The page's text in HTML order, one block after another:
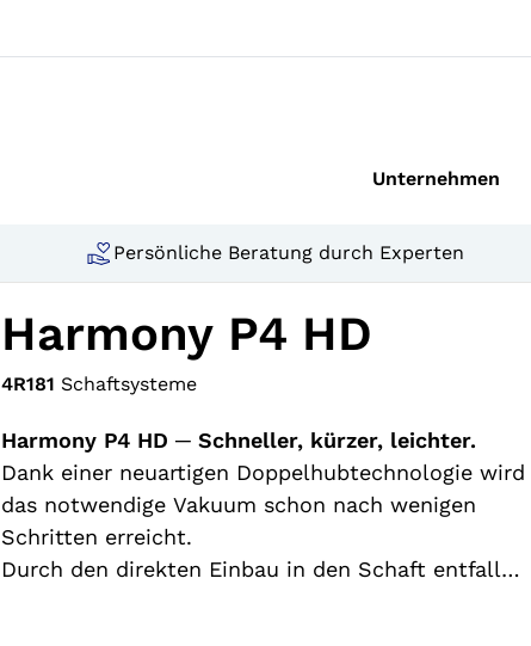
Unternehmen
Persönliche Beratung durch Experten
Harmony P4 HD
4R181 Schaftsysteme
Harmony P4 HD ─ Schneller, kürzer, leichter.
Dank einer neuartigen Doppelhubtechnologie wird
das notwendige Vakuum schon nach wenigen
Schritten erreicht.
Durch den direkten Einbau in den Schaft entfallen